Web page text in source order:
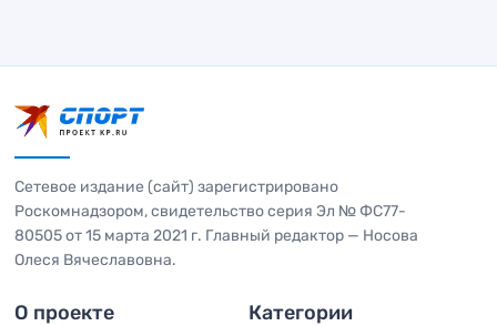
Сетевое издание (сайт) зарегистрировано
Роскомнадзором, свидетельство серия Эл № ФС77-
80505 от 15 марта 2021 г. Главный редактор — Носова
Олеся Вячеславовна.
О проекте Категории